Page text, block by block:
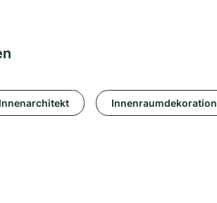
Innenarchitekt Innenraumdekoration